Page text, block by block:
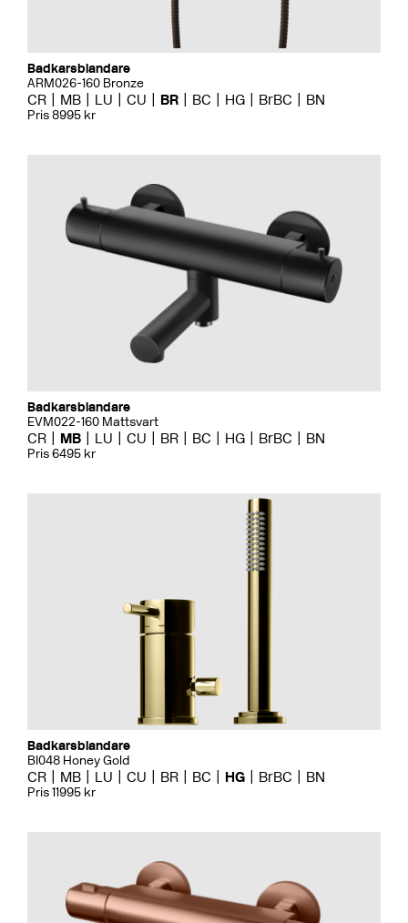
Badkarsblandare
ARM026-160 Bronze
CR MB LU CU BR BC HG BrBC BN
Pris 8995 kr
Badkarsblandare
EVM022-160 Mattsvart
CR MB LU CU BR BC HG BrBC BN
Pris 6495 kr
Badkarsblandare
BI048 Honey Gold
CR MB LU CU BR BC HG BrBC BN
Pris 11995 kr